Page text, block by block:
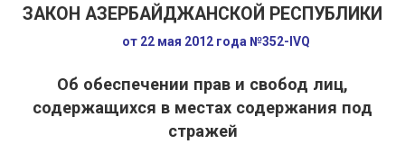
ЗАКОН АЗЕРБАЙДЖАНСКОЙ РЕСПУБЛИКИ
от 22 мая 2012 года №352-IVQ
Об обеспечении прав и свобод лиц,
содержащихся в местах содержания под
стражей